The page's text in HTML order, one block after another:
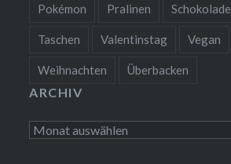
Pokémon Pralinen Schokolade
Taschen Valentinstag Vegan
Weihnachten Überbacken
ARCHIV
Archiv